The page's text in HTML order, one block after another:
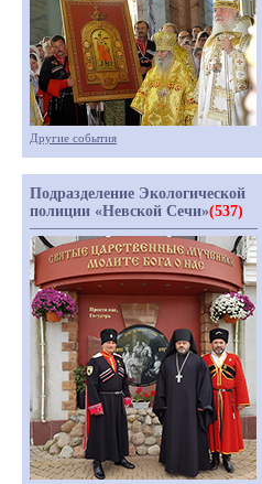
Другие события
Подразделение Экологической
полиции «Невской Сечи»(537)